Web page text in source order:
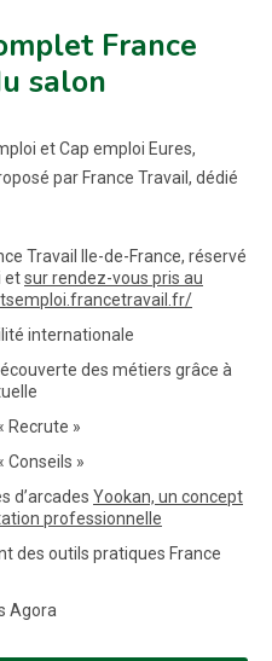
France
salon
et Cap emploi Eures,
par France Travail, dédié
Travail Ile-de-France, réservé
etsur rendez-vous pris au
internationale
des métiers grâce à
Recrute »
Conseils »
d’arcades Yookan, un concept
professionnelle
des outils pratiques France
Agora